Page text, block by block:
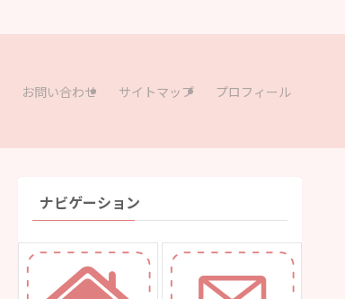
お問い合わせ サイトマップ プロフィール
ナビゲーション